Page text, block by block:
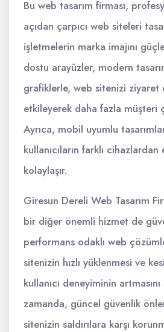
Bu web tasarım firması,
açıdan çarpıcı web siteleri
işletmelerin marka imajını
dostu arayüzler, modern
grafiklerle, web sitenizi ziyaret
etkileyerek daha fazla müşteri
Ayrıca, mobil uyumlu
kullanıcıların farklı cihazlardan
kolaylaşır.
Giresun Dereli Web Tasarım
bir diğer önemli hizmet de
performans odaklı web
sitenizin hızlı yüklenmesi ve
kullanıcı deneyiminin
zamanda, güncel güvenlik
sitenizin saldırılara karşı